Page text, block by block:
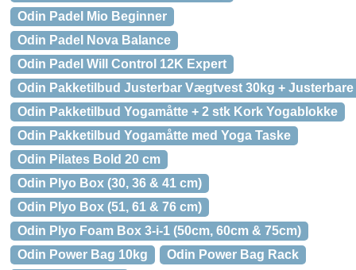
Odin Padel Mio Beginner
Odin Padel Nova Balance
Odin Padel Will Control 12K Expert
Odin Pakketilbud Justerbar Vægtvest 30kg +
Odin Pakketilbud Yogamåtte + 2 stk Kork Yogablokke
Odin Pakketilbud Yogamåtte med Yoga Taske
Odin Pilates Bold 20 cm
Odin Plyo Box (30, 36 & 41 cm)
Odin Plyo Box (51, 61 & 76 cm)
Odin Plyo Foam Box 3-i-1 (50cm, 60cm & 75cm)
Odin Power Bag 10kg
Odin Power Bag Rack